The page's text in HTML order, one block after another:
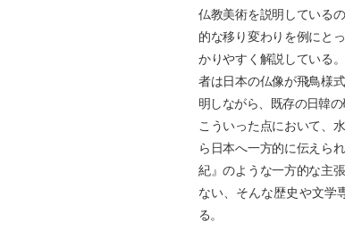
仏教美術を説明している
的な移り変わりを例にと
かりやすく解説している
者は日本の仏像が飛鳥様
明しながら、既存の日韓
こういった点において、
ら日本へ一方的に伝えら
紀』のような一方的な主
ない、そんな歴史や文学
る。